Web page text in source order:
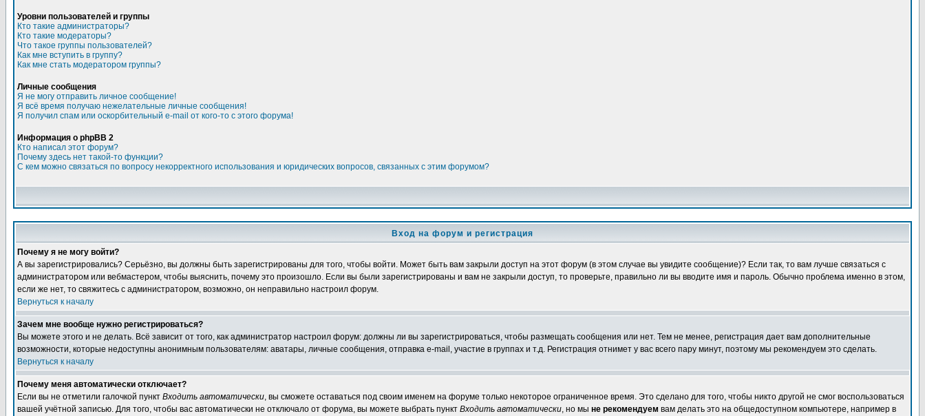
Уровни пользователей и группы
Кто такие администраторы?
Кто такие модераторы?
Что такое группы пользователей?
Как мне вступить в группу?
Как мне стать модератором группы?
Личные сообщения
Я не могу отправить личное сообщение!
Я всё время получаю нежелательные личные сообщения!
Я получил спам или оскорбительный e-mail от кого-то с этого форума!
Информация о phpBB 2
Кто написал этот форум?
Почему здесь нет такой-то функции?
С кем можно связаться по вопросу некорректного использования и юридических вопросов, связанных с этим форумом?
Вход на форум и регистрация
Почему я не могу войти?
А вы зарегистрировались? Серьёзно, вы должны быть зарегистрированы для того, чтобы войти. Может быть вам закрыли доступ на этот форум (в этом случае вы увидите сообщение)? Если так, то вам лучше связаться с
администратором или вебмастером, чтобы выяснить, почему это произошло. Если вы были зарегистрированы и вам не закрыли доступ, то проверьте, правильно ли вы вводите имя и пароль. Обычно проблема именно в этом,
если же нет, то свяжитесь с администратором, возможно, он неправильно настроил форум.
Вернуться к началу
Зачем мне вообще нужно регистрироваться?
Вы можете этого и не делать. Всё зависит от того, как администратор настроил форум: должны ли вы зарегистрироваться, чтобы размещать сообщения или нет. Тем не менее, регистрация дает вам дополнительные
возможности, которые недоступны анонимным пользователям: аватары, личные сообщения, отправка e-mail, участие в группах и т.д. Регистрация отнимет у вас всего пару минут, поэтому мы рекомендуем это сделать.
Вернуться к началу
Почему меня автоматически отключает?
Если вы не отметили галочкой пункт Входить автоматически, вы сможете оставаться под своим именем на форуме только некоторое ограниченное время. Это сделано для того, чтобы никто другой не смог воспользоваться
вашей учётной записью. Для того, чтобы вас автоматически не отключало от форума, вы можете выбрать пункт Входить автоматически, но мы не рекомендуем вам делать это на общедоступном компьютере, например в